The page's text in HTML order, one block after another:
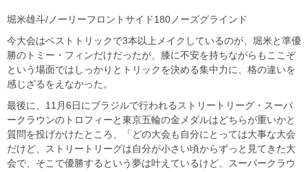
堀米雄斗/ノーリーフロントサイド180ノーズグラインド
今大会はベストトリックで3本以上メイクしているのが、堀米と準優
勝のトミー・フィンだけだったが、膝に不安を持ちながらもここぞ
という場面ではしっかりとトリックを決める集中力に、格の違いを
感じざるをえなかった。
最後に、11月6日にブラジルで行われるストリートリーグ・スーパ
ークラウンのトロフィーと東京五輪の金メダルはどちらが重いかと
質問を投げかけたところ、「どの大会も自分にとっては大事な大会
だけど、ストリートリーグは自分が小さい頃からずっと見てきた大
会で、そこで優勝するという夢は叶えているけど、スーパークラウ